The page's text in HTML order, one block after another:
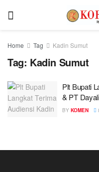
Home Tag Kadin Sumut
Tag: Kadin Sumut
Plt Bupati
& PT
BY KOMEN